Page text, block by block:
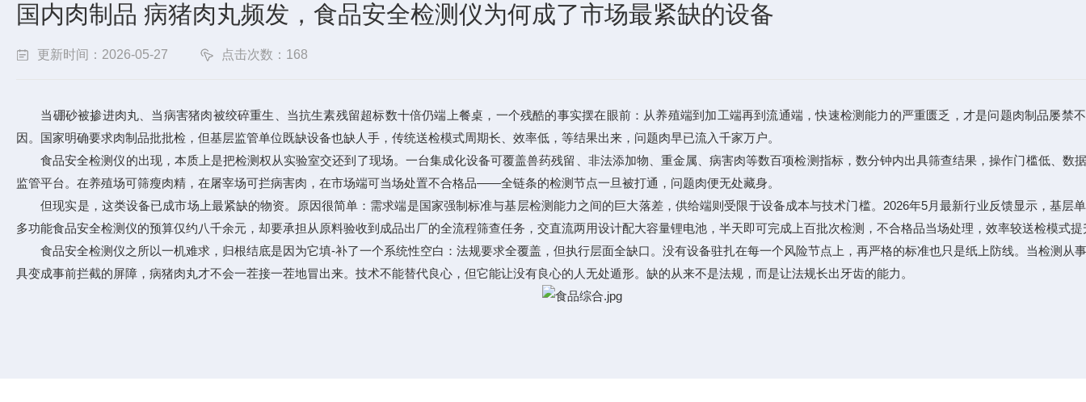
国内肉制品 病猪肉丸频发，食品安全检测仪为何成了市场最紧缺的设备
更新时间：2026-05-27 点击次数：168
当硼砂被掺进肉丸、当病害猪肉被绞碎重生、当抗生素残留超标数十倍仍端上餐桌，一个残酷的事实摆在眼前：从养殖端到加工端再到流通端，快速检测能力的严重匮乏，才是问题肉制品屡禁
因。国家明确要求肉制品批批检，但基层监管单位既缺设备也缺人手，传统送检模式周期长、效率低，等结果出来，问题肉早已流入千家万户。
食品安全检测仪的出现，本质上是把检测权从实验室交还到了现场。一台集成化设备可覆盖兽药残留、非法添加物、重金属、病害肉等数百项检测指标，数分钟内出具筛查结果，操作门槛低、数
监管平台。在养殖场可筛瘦肉精，在屠宰场可拦病害肉，在市场端可当场处置不合格品——全链条的检测节点一旦被打通，问题肉便无处藏身。
但现实是，这类设备已成市场上最紧缺的物资。原因很简单：需求端是国家强制标准与基层检测能力之间的巨大落差，供给端则受限于设备成本与技术门槛。2026年5月最新行业反馈显示，基层
多功能食品安全检测仪的预算仅约八千余元，却要承担从原料验收到成品出厂的全流程筛查任务，交直流两用设计配大容量锂电池，半天即可完成上百批次检测，不合格品当场处理，效率较送检模式提
食品安全检测仪之所以一机难求，归根结底是因为它填-补了一个系统性空白：法规要求全覆盖，但执行层面全缺口。没有设备驻扎在每一个风险节点上，再严格的标准也只是纸上防线。当检测从
具变成事前拦截的屏障，病猪肉丸才不会一茬接一茬地冒出来。技术不能替代良心，但它能让没有良心的人无处遁形。缺的从来不是法规，而是让法规长出牙齿的能力。